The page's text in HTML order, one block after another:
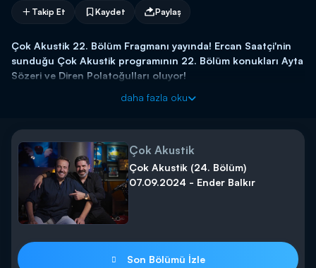
Takip Et Kaydet Paylaş
Çok Akustik 22. Bölüm Fragmanı yayında! Ercan Saatçi'nin
sunduğu Çok Akustik programının 22. Bölüm konukları Ayta
Sözeri ve Diren Polatoğulları oluyor!
Müzisyen ve yapımcı Ercan Saatçi’nin sunuculuğunu yaptığı
ağırlayacak, sohbet ve müzik bir arada olacak. Çok Akustik
Kanal D’de!
Çok Akustik Cumartesi 22.45'te Kanal D'de!
daha fazla oku
Çok Akustik
Çok Akustik (24. Bölüm)
07.09.2024 - Ender Balkır
Son Bölümü İzle